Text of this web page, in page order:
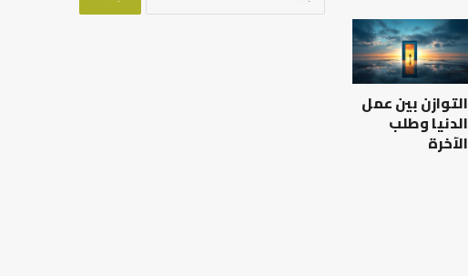
العلاقة
العلمية
بين
الإمام
مالك
والليث
التوازن بين عمل
الدنيا وطلب
الآخرة